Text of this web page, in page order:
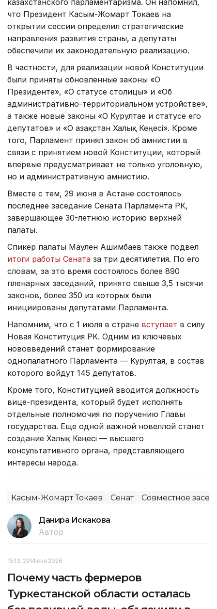
что Президент Касым-Жомарт Токаев на
открытии сессии определил стратегические
направления развития страны, а депутаты
обеспечили их законодательную реализацию.
В частности, для реализации новой Конституции
были приняты обновленные законы «О
Президенте», «О статусе столицы» и «Об
административно-территориальном устройстве»,
а также новые законы «О Курултае и статусе его
депутатов» и «О Қазақстан Халық Кеңесі». Кроме
того, Парламент принял закон об амнистии в
связи с принятием новой Конституции, который
впервые предусматривает не только уголовную,
но и административную амнистию.
Вместе с тем, 29 июня в Астане состоялось
последнее заседание Сената Парламента РК,
завершающее 30-летнюю историю верхней
палаты.
Спикер палаты Маулен Ашимбаев также подвел
итоги работы Сената за три десятилетия. По его
словам, за это время состоялось более 890
пленарных заседаний, принято свыше 3,5 тысячи
законов, более 350 из которых были
инициированы депутатами Парламента.
Напомним, что с 1 июля в стране вступает в силу
Новая Конституция РК. Одним из ключевых
нововведений станет формирование
однопалатного Парламента — Курултая, в состав
которого войдут 145 депутатов.
Кроме того, Конституцией вводится должность
вице-президента, который будет исполнять
отдельные полномочия по поручению Главы
государства. Еще одной важной новеллой станет
создание Халық Кеңесі — высшего
консультативного органа, представляющего
интересы народа.
Касым-Жомарт Токаев Сенат Совместное
Данира Искакова
Автор
15:13, 29 Июня 2026
Почему часть фермеров
Туркестанской области осталась